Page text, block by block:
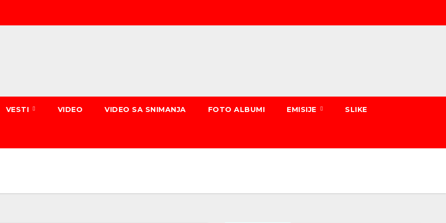
VESTI VIDEO VIDEO SA SNIMANJA FOTO ALBUMI EMISIJE SLIKE